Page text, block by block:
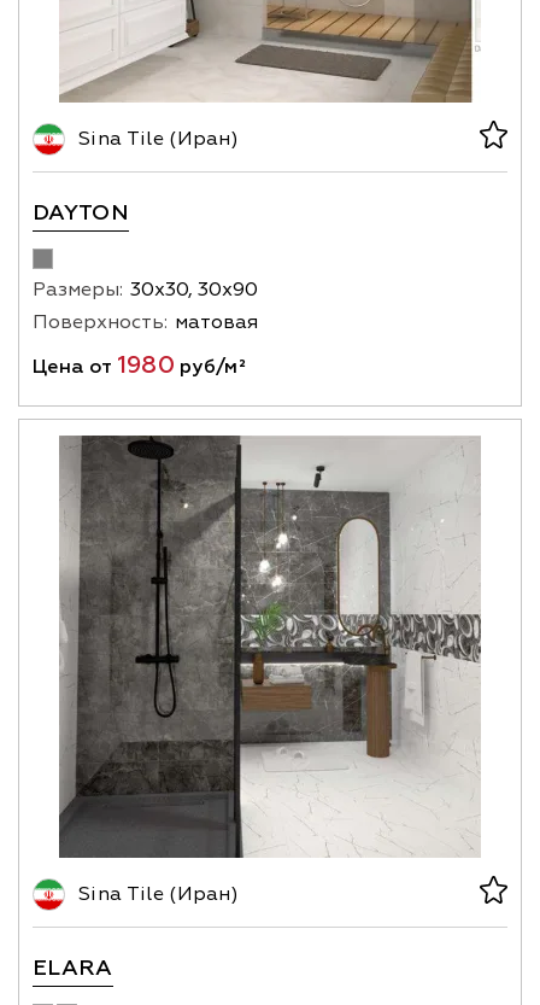
Sina Tile (Иран)
DAYTON
Размеры: 30х30, 30х90
Поверхность: матовая
Цена от 1980 руб/м²
Sina Tile (Иран)
ELARA